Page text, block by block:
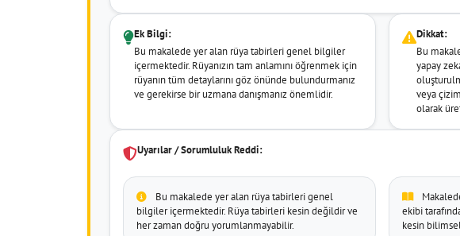
Ek Bilgi:
Bu makalede yer alan rüya tabirleri genel bilgiler
içermektedir. Rüyanızın tam anlamını öğrenmek için
rüyanın tüm detaylarını göz önünde bulundurmanız
ve gerekirse bir uzmana danışmanız önemlidir.
Dikkat:
Bu
yapay
veya
olarak
Uyarılar / Sorumluluk Reddi:
Bu makalede yer alan rüya tabirleri genel
bilgiler içermektedir. Rüya tabirleri kesin değildir ve
her zaman doğru yorumlanmayabilir.
ekibi
kesin